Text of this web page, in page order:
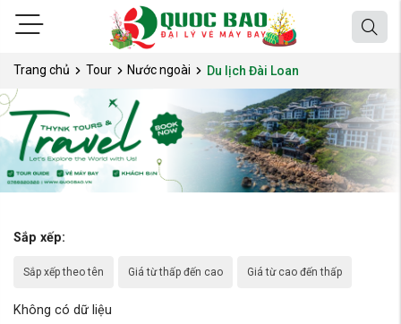
Trang chủ Tour Nước ngoài Du lịch Đài Loan
Sắp xếp:
Sắp xếp theo tên Giá từ thấp đến cao Giá từ cao đến thấp
Không có dữ liệu